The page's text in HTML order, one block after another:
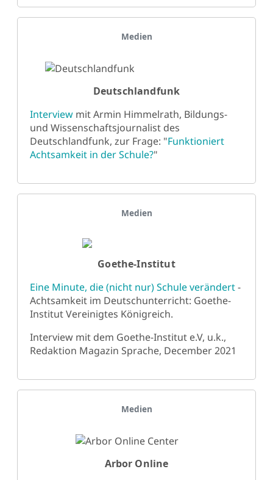
Medien
Deutschlandfunk
Interview mit Armin Himmelrath, Bildungs-
und Wissenschaftsjournalist des
Deutschlandfunk, zur Frage: "Funktioniert
Achtsamkeit in der Schule?"
Medien
Goethe-Institut
Eine Minute, die (nicht nur) Schule verändert-
Achtsamkeit im Deutschunterricht: Goethe-
Institut Vereinigtes Königreich.
Interview mit dem Goethe-Institut e.V, u.k.,
Redaktion Magazin Sprache, December 2021
Medien
Arbor Online